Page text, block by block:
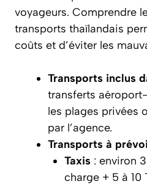
voyageurs. Comprendre
transports thaïlandais
coûts et d’éviter les
Transports inclus
transferts
les plages privées
par l’agence.
Transports à
Taxis : environ
charge + 5 à 10